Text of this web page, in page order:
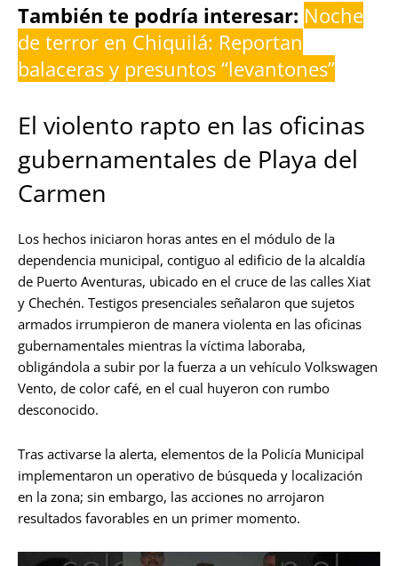
También te podría interesar: Noche
de terror en Chiquilá: Reportan
balaceras y presuntos “levantones”
El violento rapto en las oficinas
gubernamentales de Playa del
Carmen
Los hechos iniciaron horas antes en el módulo de la
dependencia municipal, contiguo al edificio de la alcaldía
de Puerto Aventuras, ubicado en el cruce de las calles Xiat
y Chechén. Testigos presenciales señalaron que sujetos
armados irrumpieron de manera violenta en las oficinas
gubernamentales mientras la víctima laboraba,
obligándola a subir por la fuerza a un vehículo Volkswagen
Vento, de color café, en el cual huyeron con rumbo
desconocido.
Tras activarse la alerta, elementos de la Policía Municipal
implementaron un operativo de búsqueda y localización
en la zona; sin embargo, las acciones no arrojaron
resultados favorables en un primer momento.